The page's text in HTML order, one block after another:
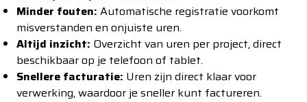
Minder fouten: Automatische registratie voorkomt
misverstanden en onjuiste uren.
Altijd inzicht: Overzicht van uren per project, direct
beschikbaar op je telefoon of tablet.
Snellere facturatie: Uren zijn direct klaar voor
verwerking, waardoor je sneller kunt factureren.